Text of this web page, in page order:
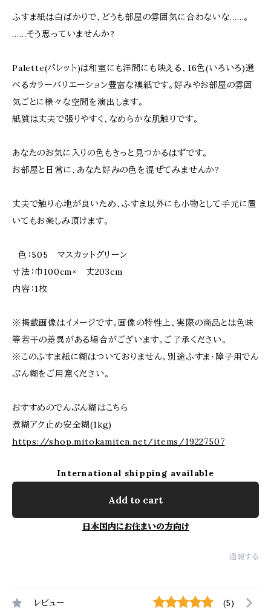
ふすま紙は白ばかりで、どうも部屋の雰囲気に合わないな……。
……そう思っていませんか?
Palette(パレット)は和室にも洋間にも映える、16色(いろいろ)選
べるカラーバリエーション豊富な襖紙です。好みやお部屋の雰囲
気ごとに様々な空間を演出します。
紙質は丈夫で張りやすく、なめらかな肌触りです。
あなたのお気に入りの色もきっと見つかるはずです。
お部屋と日常に、あなた好みの色を混ぜてみませんか?
丈夫で触り心地が良いため、ふすま以外にも小物として手元に置
いてもお楽しみ頂けます。
色：505 マスカットグリーン
寸法：巾100cm× 丈203cm
内容：1枚
※掲載画像はイメージです。画像の特性上、実際の商品とは色味
等若干の差異がある場合がございます。ご了承ください。
※このふすま紙に糊はついておりません。別途ふすま・障子用でん
ぷん糊をご用意ください。
おすすめのでんぷん糊はこちら
煮糊アク止め安全糊(1kg)
https://shop.mitokamiten.net/items/19227507
International shipping available
Add to cart
日本国内にお住まいの方向け
通報する
レビュー (5)